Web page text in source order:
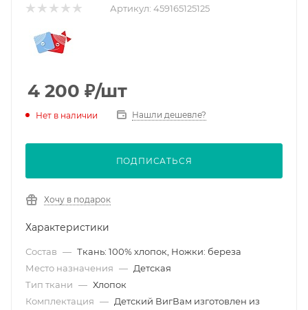
Артикул: 459165125125
4 200 ₽/шт
Нет в наличии Нашли дешевле?
ПОДПИСАТЬСЯ
Хочу в подарок
Характеристики
Состав — Ткань: 100% хлопок, Ножки: береза
Место назначения — Детская
Тип ткани — Хлопок
Комплектация — Детский ВигВам изготовлен из